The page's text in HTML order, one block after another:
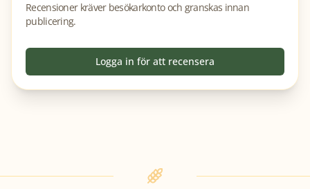
Recensioner kräver besökarkonto och granskas innan
publicering.
Logga in för att recensera